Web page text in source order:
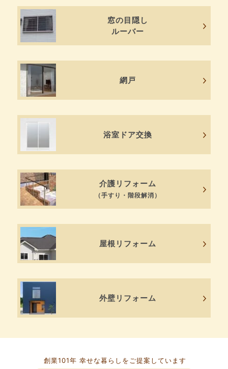
窓の目隠し
ルーバー
網戸
浴室ドア交換
介護リフォーム
（手すり・階段解消）
屋根リフォーム
外壁リフォーム
創業101年 幸せな暮らしをご提案しています